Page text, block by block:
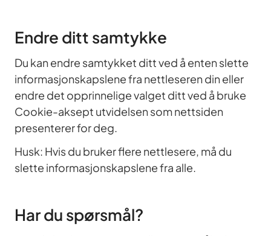
Endre ditt samtykke
Du kan endre samtykket ditt ved å enten slette
informasjonskapslene fra nettleseren din eller
endre det opprinnelige valget ditt ved å bruke
Cookie-aksept utvidelsen som nettsiden
presenterer for deg.
Husk: Hvis du bruker flere nettlesere, må du
slette informasjonskapslene fra alle.
Har du spørsmål?